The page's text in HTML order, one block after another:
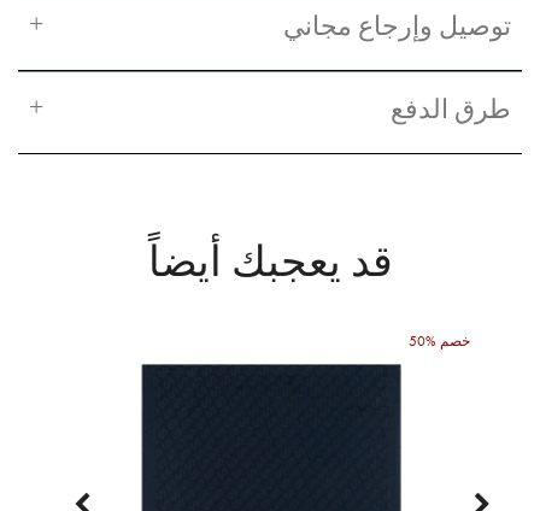
توصيل وإرجاع مجاني
طرق الدفع
قد يعجبك أيضاً
50% خصم